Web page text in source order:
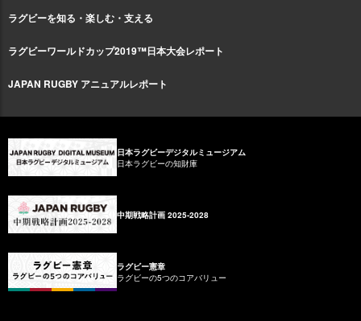
ラグビーを知る・楽しむ・支える
ラグビーワールドカップ2019™日本大会レポート
JAPAN RUGBY アニュアルレポート
日本ラグビーデジタルミュージアム
日本ラグビーの知財庫
中期戦略計画 2025-2028
ラグビー憲章
ラグビーの5つのコアバリュー